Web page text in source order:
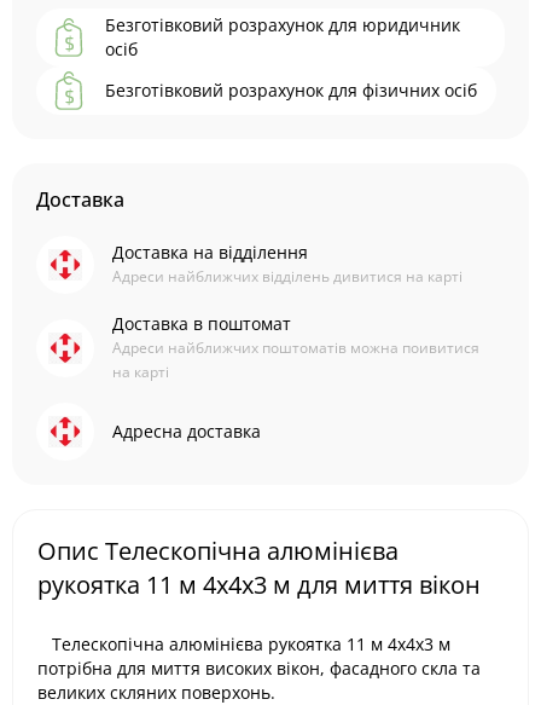
Безготівковий розрахунок для юридичник
осіб
Безготівковий розрахунок для фізичних осіб
Доставка
Доставка на відділення
Адреси найближчих відділень дивитися на карті
Доставка в поштомат
Адреси найближчих поштоматів можна поивитися
на карті
Адресна доставка
Опис Телескопічна алюмінієва
рукоятка 11 м 4х4х3 м для миття вікон
Телескопічна алюмінієва рукоятка 11 м 4х4х3 м
потрібна для миття високих вікон, фасадного скла та
великих скляних поверхонь.